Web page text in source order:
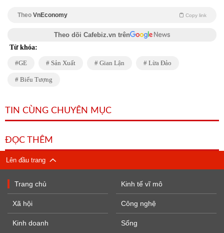
Theo VnEconomy Copy link
Theo dõi Cafebiz.vn trên
Từ khóa:
GE Sản Xuất Gian Lận Lừa Đảo
Biểu Tượng
TIN CÙNG CHUYÊN MỤC
ĐỌC THÊM
Lên đầu trang
Trang chủ
Xã hội
Kinh doanh
Kinh tế vĩ mô
Công nghệ
Sống